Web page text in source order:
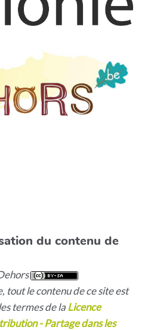
du contenu de
tout le contenu de ce site est
termes de laLicence
- Partage dans les